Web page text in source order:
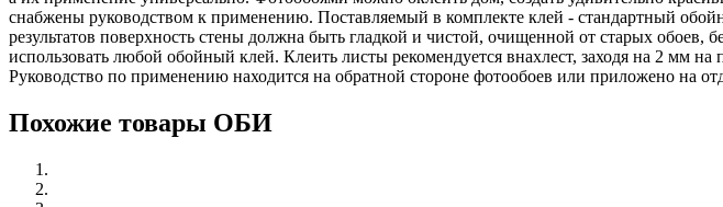
снабжены руководством к применению. Поставляемый в комплекте клей - стандартный
результатов поверхность стены должна быть гладкой и чистой, очищенной от старых
использовать любой обойный клей. Клеить листы рекомендуется внахлест, заходя на 2 мм
Руководство по применению находится на обратной стороне фотообоев или приложено на
Похожие товары ОБИ